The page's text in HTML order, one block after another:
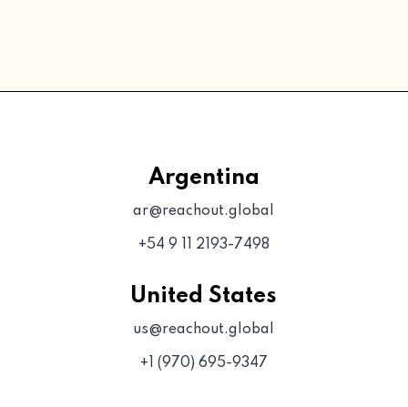
Argentina
ar@reachout.global
+54 9 11 2193-7498
United States
us@reachout.global
+1 (970) 695-9347